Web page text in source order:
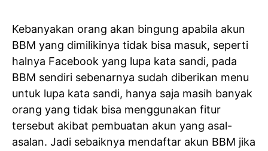
Kebanyakan orang akan bingung apabila akun
BBM yang dimilikinya tidak bisa masuk, seperti
halnya Facebook yang lupa kata sandi, pada
BBM sendiri sebenarnya sudah diberikan menu
untuk lupa kata sandi, hanya saja masih banyak
orang yang tidak bisa menggunakan fitur
tersebut akibat pembuatan akun yang asal-
asalan. Jadi sebaiknya mendaftar akun BBM jika